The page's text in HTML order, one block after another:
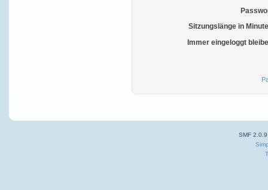
Sitzungslänge in
Immer eingeloggt
SMF 2.0.9